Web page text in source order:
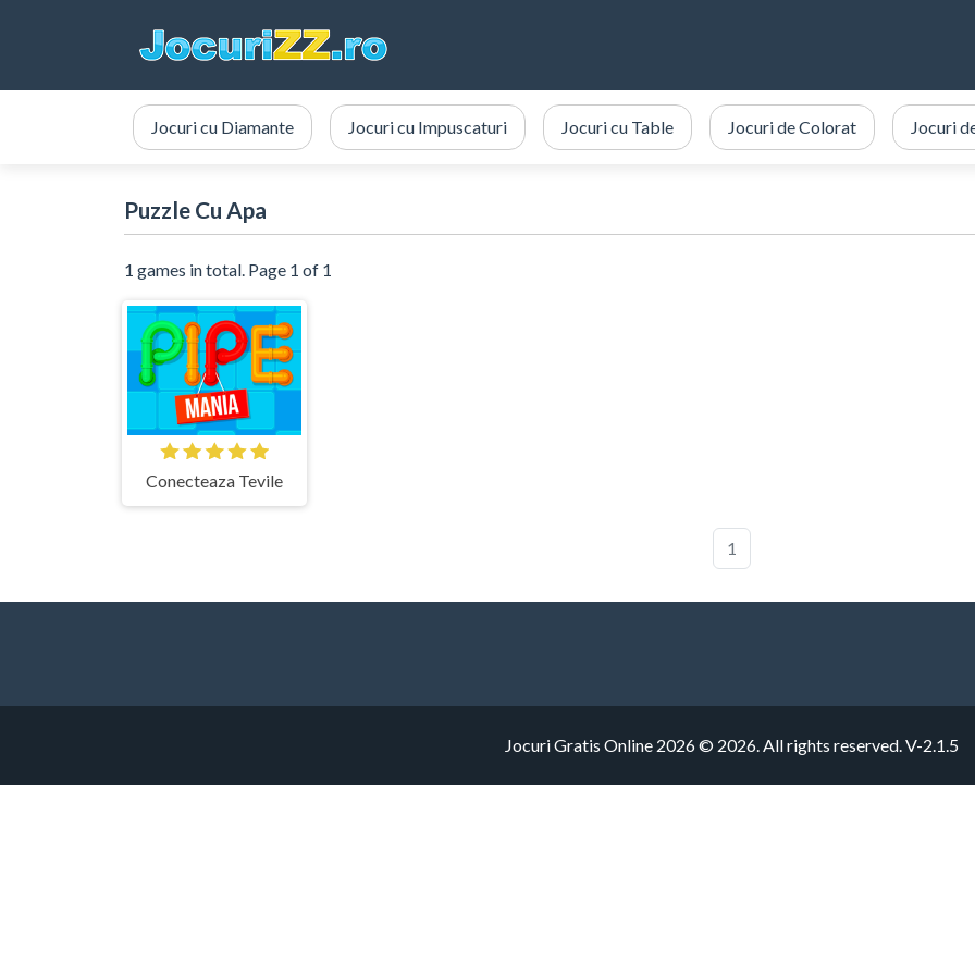
Jocuri cu Diamante Jocuri cu Impuscaturi Jocuri cu Table Jocuri de Colorat Jocuri
Puzzle Cu Apa
1 games in total. Page 1 of 1
Conecteaza Tevile
1
Jocuri Gratis Online 2026 © 2026. All rights reserved. V-2.1.5